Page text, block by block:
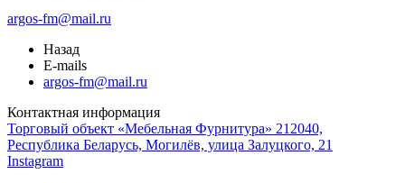
argos-fm@mail.ru
Назад
E-mails
argos-fm@mail.ru
Контактная информация
Торговый объект «Мебельная Фурнитура» 212040,
Республика Беларусь, Могилёв, улица Залуцкого, 21
Instagram